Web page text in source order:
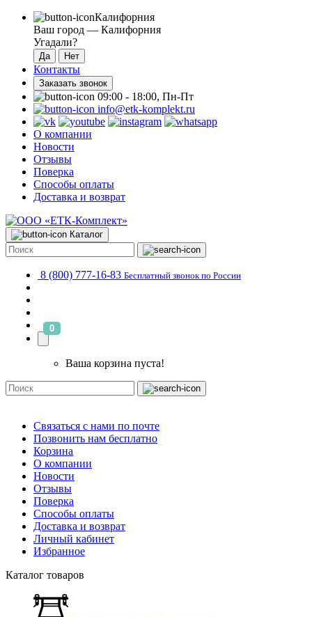
Калифорния
Ваш город — Калифорния
Угадали?
Контакты
Заказать звонок
09:00 - 18:00, Пн-Пт
info@etk-komplekt.ru
О компании
Новости
Отзывы
Поверка
Способы оплаты
Доставка и возврат
Каталог
8 (800) 777-16-83 Бесплатный звонок по России
0
Ваша корзина пуста!
Связаться с нами по почте
Позвонить нам бесплатно
Корзина
О компании
Новости
Отзывы
Поверка
Способы оплаты
Доставка и возврат
Личный кабинет
Избранное
Каталог товаров